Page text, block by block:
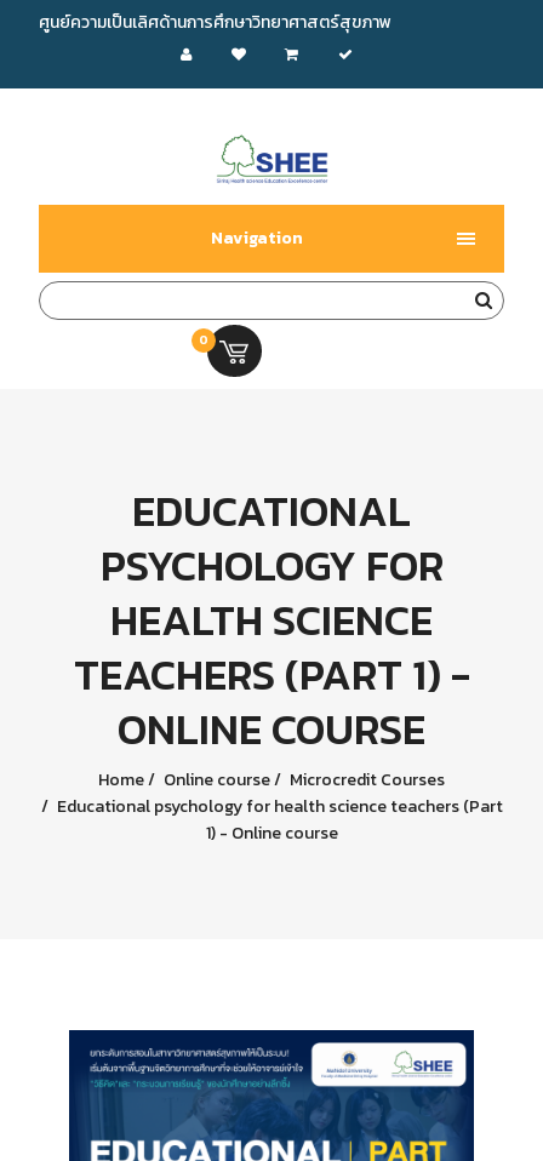
ศูนย์ความเป็นเลิศด้านการศึกษาวิทยาศาสตร์สุขภาพ
Navigation
0
EDUCATIONAL
PSYCHOLOGY FOR
HEALTH SCIENCE
TEACHERS (PART 1) -
ONLINE COURSE
Home Online course
Microcredit Courses
Educational psychology for health science teachers (Part
1) - Online course